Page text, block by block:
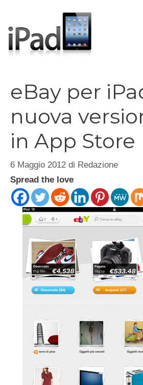
contenuto
eBay per
nuova
in App Store
6 Maggio 2012 di Redazione
Spread the love